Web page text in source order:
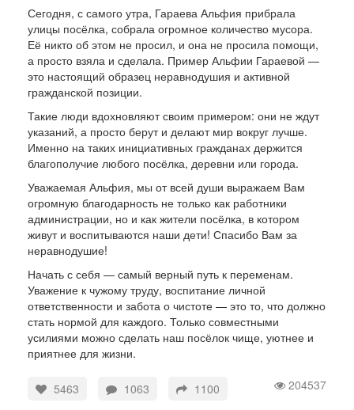
общественная инициатива
Сегодня, с самого утра, Гараева Альфия прибрала
улицы посёлка, собрала огромное количество мусора.
Её никто об этом не просил, и она не просила помощи,
а просто взяла и сделала. Пример Альфии Гараевой —
это настоящий образец неравнодушия и активной
гражданской позиции.
Такие люди вдохновляют своим примером: они не ждут
указаний, а просто берут и делают мир вокруг лучше.
Именно на таких инициативных гражданах держится
благополучие любого посёлка, деревни или города.
Уважаемая Альфия, мы от всей души выражаем Вам
огромную благодарность не только как работники
администрации, но и как жители посёлка, в котором
живут и воспитываются наши дети! Спасибо Вам за
неравнодушие!
Начать с себя — самый верный путь к переменам.
Уважение к чужому труду, воспитание личной
ответственности и забота о чистоте — это то, что должно
стать нормой для каждого. Только совместными
усилиями можно сделать наш посёлок чище, уютнее и
приятнее для жизни.
204537
5463 1063 1100